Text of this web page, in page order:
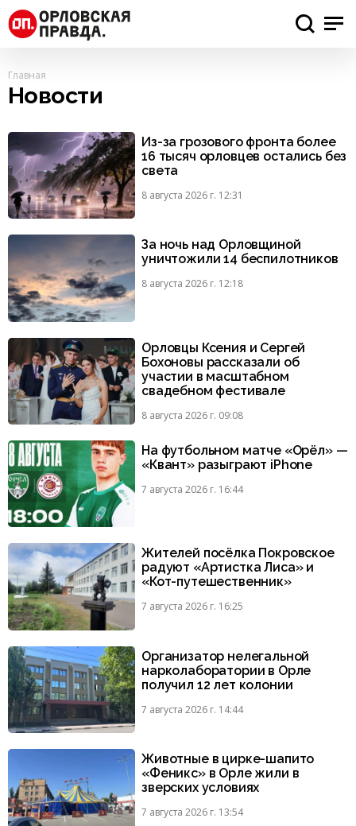
Главная
Новости
Из-за грозового фронта более
16 тысяч орловцев остались без
света
8 августа 2026 г. 12:31
За ночь над Орловщиной
уничтожили 14 беспилотников
8 августа 2026 г. 12:18
Орловцы Ксения и Сергей
Бохоновы рассказали об
участии в масштабном
свадебном фестивале
8 августа 2026 г. 09:08
На футбольном матче «Орёл» —
«Квант» разыграют iPhone
7 августа 2026 г. 16:44
Жителей посёлка Покровское
радуют «Артистка Лиса» и
«Кот-путешественник»
7 августа 2026 г. 16:25
Организатор нелегальной
нарколаборатории в Орле
получил 12 лет колонии
7 августа 2026 г. 14:44
Животные в цирке-шапито
«Феникс» в Орле жили в
зверских условиях
7 августа 2026 г. 13:54